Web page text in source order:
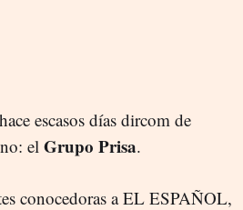
escasos días dircom de
el Grupo Prisa.
conocedoras a EL ESPAÑOL,